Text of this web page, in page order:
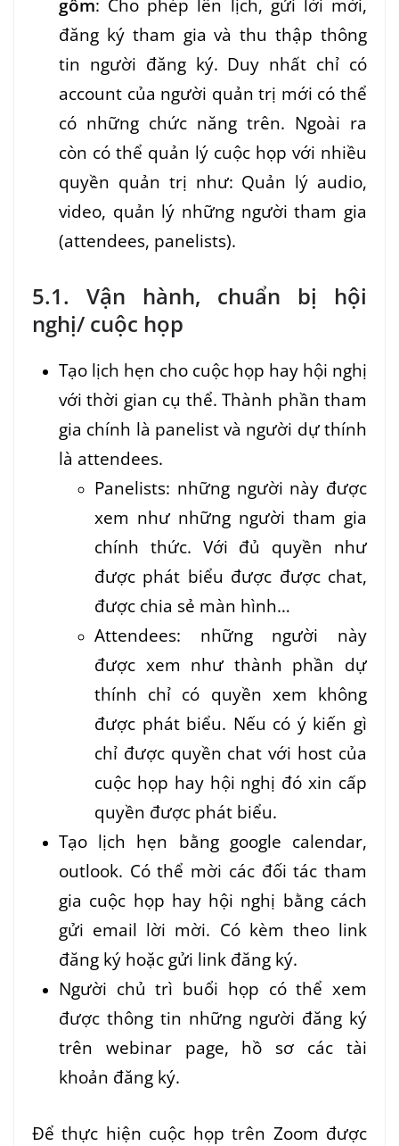
gồm: Cho phép lên lịch, gửi lời mời,
đăng ký tham gia và thu thập thông
tin người đăng ký. Duy nhất chỉ có
account của người quản trị mới có thể
có những chức năng trên. Ngoài ra
còn có thể quản lý cuộc họp với nhiều
quyền quản trị như: Quản lý audio,
video, quản lý những người tham gia
(attendees, panelists).
5.1. Vận hành, chuẩn bị hội
nghị/ cuộc họp
Tạo lịch hẹn cho cuộc họp hay hội nghị
với thời gian cụ thể. Thành phần tham
gia chính là panelist và người dự thính
là attendees.
Panelists: những người này được
xem như những người tham gia
chính thức. Với đủ quyền như
được phát biểu được được chat,
được chia sẻ màn hình…
Attendees: những người này
được xem như thành phần dự
thính chỉ có quyền xem không
được phát biểu. Nếu có ý kiến gì
chỉ được quyền chat với host của
cuộc họp hay hội nghị đó xin cấp
quyền được phát biểu.
Tạo lịch hẹn bằng google calendar,
outlook. Có thể mời các đối tác tham
gia cuộc họp hay hội nghị bằng cách
gửi email lời mời. Có kèm theo link
đăng ký hoặc gửi link đăng ký.
Người chủ trì buổi họp có thể xem
được thông tin những người đăng ký
trên webinar page, hồ sơ các tài
khoản đăng ký.
Để thực hiện cuộc họp trên Zoom được